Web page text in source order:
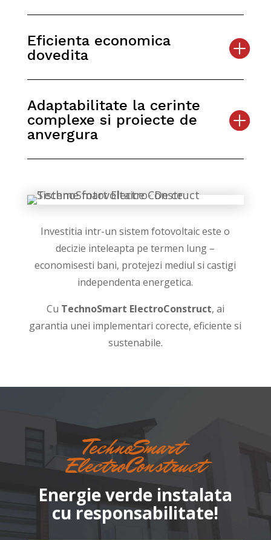
Eficienta economica
dovedita
Adaptabilitate la cerinte
complexe si proiecte de
anvergura
Investitia intr-un sistem fotovoltaic este o
decizie inteleapta pe termen lung –
economisesti bani, protejezi mediul si castigi
independenta energetica.
Cu TechnoSmart ElectroConstruct, ai
garantia unei implementari corecte, eficiente si
sustenabile.
TechnoSmart
ElectroConstruct
Energie verde instalata
cu responsabilitate!